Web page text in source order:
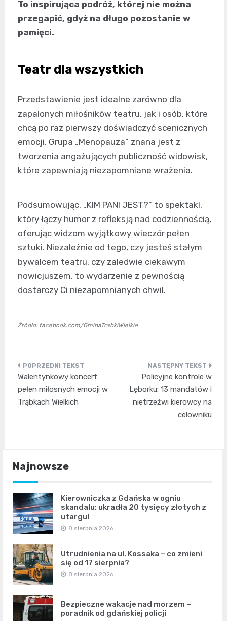
To inspirująca podróż, której nie można
przegapić, gdyż na długo pozostanie w
pamięci.
Teatr dla wszystkich
Przedstawienie jest idealne zarówno dla
zapalonych miłośników teatru, jak i osób, które
chcą po raz pierwszy doświadczyć scenicznych
emocji. Grupa „Menopauza” znana jest z
tworzenia angażujących publiczność widowisk,
które zapewniają niezapomniane wrażenia.
Podsumowując, „KIM PANI JEST?” to spektakl,
który łączy humor z refleksją nad codziennością,
oferując widzom wyjątkowy wieczór pełen
sztuki. Niezależnie od tego, czy jesteś stałym
bywalcem teatru, czy zaledwie ciekawym
nowicjuszem, to wydarzenie z pewnością
dostarczy Ci niezapomnianych chwil.
Źródło: facebook.com/GminaTrabkiWielkie
Nawigacja
wpisu
Walentynkowy koncert
pełen miłosnych emocji w
Trąbkach Wielkich
Policyjne kontrole w
Lęborku: 13 mandatów i
nietrzeźwi kierowcy na
celowniku
Najnowsze
Kierowniczka z Gdańska w ogniu
skandalu: ukradła 20 tysięcy złotych z
utargu!
8 sierpnia 2026
Utrudnienia na ul. Kossaka – co zmieni
się od 17 sierpnia?
8 sierpnia 2026
Bezpieczne wakacje nad morzem –
poradnik od gdańskiej policji